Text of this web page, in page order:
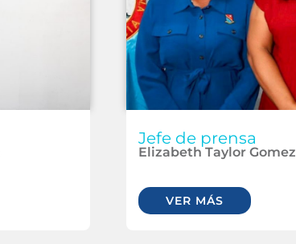
Jefe de prensa
Elizabeth Taylor Gomez
VER MÁS